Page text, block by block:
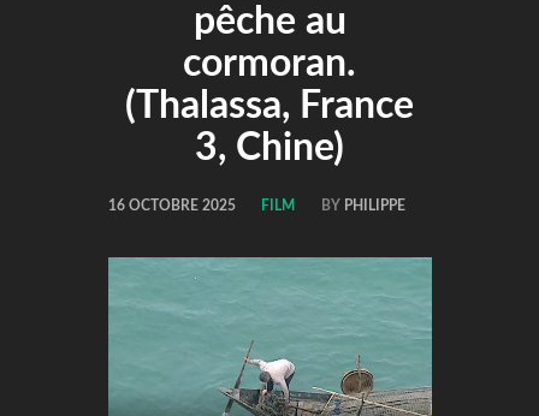
pêche au
cormoran.
(Thalassa, France
3, Chine)
16 OCTOBRE 2025 FILM BY PHILIPPE